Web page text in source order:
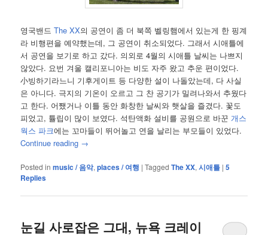
영국밴드The XX의 공연이 좀 더 북쪽 벨링햄에서 있는게 한 핑계
라 비행편을 예약했는데, 그 공연이 취소되었다. 그래서 시애틀에
서 공연을 보기로 하고 갔다. 의외로 4월의 시애틀 날씨는 나쁘지
않았다. 요번 겨울 캘리포니아는 비도 자주 왔고 추운 편이었다.
小빙하기라느니 기후게이트 등 다양한 설이 나돌았는데, 다 사실
은 아니다. 극지의 기온이 오르고 그 찬 공기가 밀려나와서 추웠다
고 한다. 어쨌거나 이틀 동안 화창한 날씨와 햇살을 즐겼다. 꽃도
피었고, 튤립이 많이 보였다. 석탄액화 설비를 공원으로 바꾼개스
웍스 파크에는 꼬마들이 뛰어놀고 연을 날리는 부모들이 있었다.
Continue reading →
Posted in music / 음악,places / 여행 |Tagged The XX,시애틀 |5
Replies
눈길 사로잡은 그대, 뉴욕 크레이